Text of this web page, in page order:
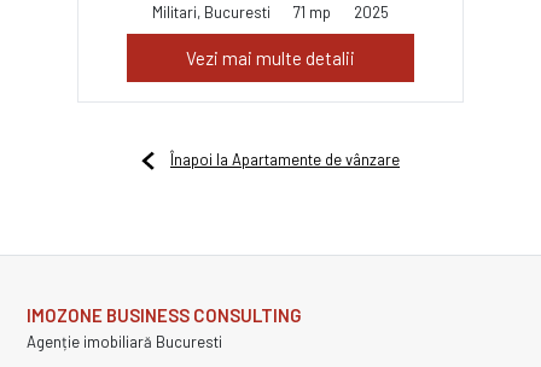
Militari, Bucuresti
71 mp 2025
Vezi mai multe detalii
Înapoi la Apartamente de vânzare
IMOZONE BUSINESS CONSULTING
Agenție imobiliară Bucuresti